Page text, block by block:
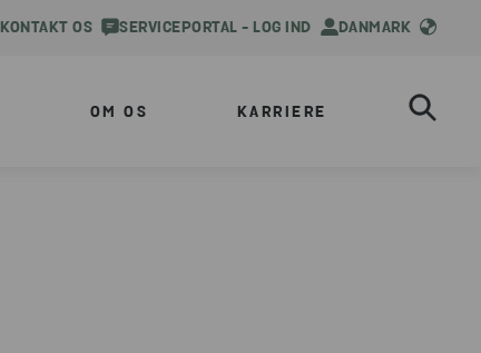
KONTAKT OS SERVICEPORTAL - LOG IND DANMARK
OM OS KARRIERE